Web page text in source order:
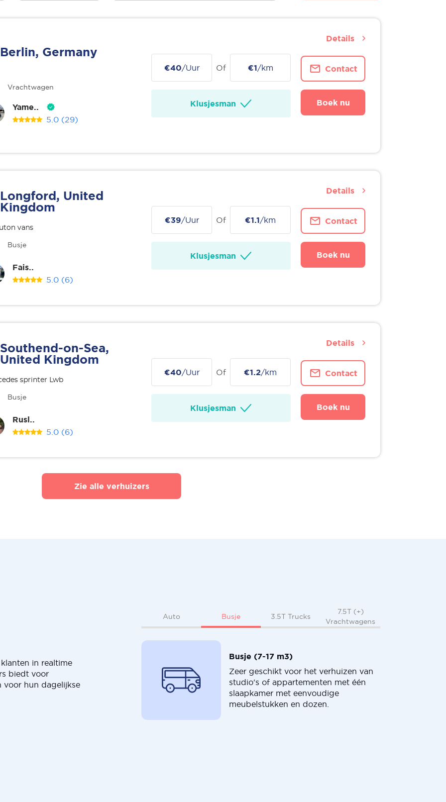
Berlin, Germany
Vrachtwagen
Yame..
5.0 (29)
€40/Uur Of €1/km
Klusjesman
Contact
Boek nu
Details
Longford, United
Kingdom
vans
Busje
Fais..
5.0 (6)
€39/Uur Of €1.1/km
Klusjesman
Contact
Boek nu
Details
Southend-on-Sea,
United Kingdom
sprinter Lwb
Busje
Rusl..
5.0 (6)
€40/Uur Of €1.2/km
Klusjesman
Contact
Boek nu
Details
Zie alle verhuizers
in realtime
biedt voor
voor hun dagelijkse
Auto Busje 3.5T Trucks
7.5T (+)
Vrachtwagens
Busje (7-17 m3)
Zeer geschikt voor het verhuizen van
studio's of appartementen met één
slaapkamer met eenvoudige
meubelstukken en dozen.